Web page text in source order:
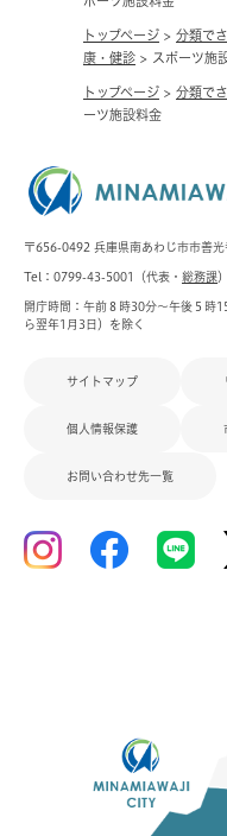
トップページ > 分類で
康・健診 > スポーツ施
トップページ > 分類で
ーツ施設料金
〒656-0492 兵庫県南あわじ市市善光
Tel：0799-43-5001（代表・ 総務課）
開庁時間：午前８時30分～午後５時
ら翌年1月3日）を除く
サイトマップ
個人情報保護
お問い合わせ先一覧